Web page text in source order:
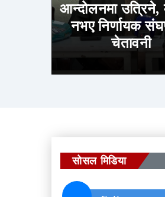
आन्दोलनमा उत्रिने,
नभए निर्णायक
चेतावनी
सोसल मिडिया